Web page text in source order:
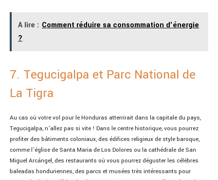
A lire : Comment réduire sa consommation d'énergie
?
7. Tegucigalpa et Parc National de
La Tigra
Au cas où votre vol pour le Honduras atterrirait dans la capitale du pays,
Tegucigalpa, n’allez pas si vite ! Dans le centre historique, vous pourrez
profiter des bâtiments coloniaux, des édifices religieux de style baroque,
comme l’église de Santa Maria de Los Dolores ou la cathédrale de San
Miguel Arcángel, des restaurants où vous pourrez déguster les célèbres
baleadas honduriennes, des parcs et musées très intéressants pour